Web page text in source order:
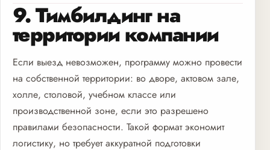
9. Тимбилдинг на
территории компании
Если выезд невозможен, программу можно провести
на собственной территории: во дворе, актовом зале,
холле, столовой, учебном классе или
производственной зоне, если это разрешено
правилами безопасности. Такой формат экономит
логистику, но требует аккуратной подготовки